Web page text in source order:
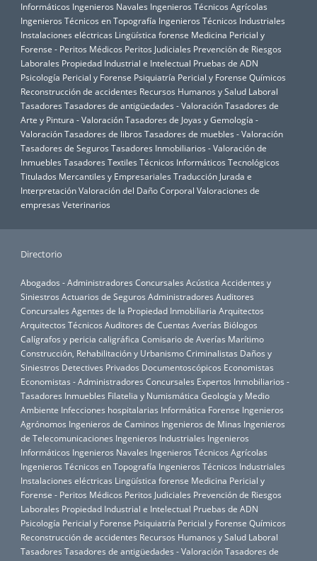
Informáticos Ingenieros Navales Ingenieros Técnicos Agrícolas
Ingenieros Técnicos en Topografía Ingenieros Técnicos Industriales
Instalaciones eléctricas Lingüística forense Medicina Pericial y
Forense - Peritos Médicos Peritos Judiciales Prevención de Riesgos
Laborales Propiedad Industrial e Intelectual Pruebas de ADN
Psicología Pericial y Forense Psiquiatría Pericial y Forense Químicos
Reconstrucción de accidentes Recursos Humanos y Salud Laboral
Tasadores Tasadores de antigüedades - ValoraciónTasadores de
Arte y Pintura - ValoraciónTasadores de Joyas y Gemología -
ValoraciónTasadores de libros Tasadores de muebles - Valoración
Tasadores de Seguros Tasadores Inmobiliarios - Valoración de
Inmuebles Tasadores Textiles Técnicos Informáticos Tecnológicos
Titulados Mercantiles y Empresariales Traducción Jurada e
InterpretaciónValoración del Daño Corporal Valoraciones de
empresas Veterinarios
Directorio
Abogados - Administradores Concursales Acústica Accidentes y
Siniestros Actuarios de Seguros Administradores Auditores
Concursales Agentes de la Propiedad Inmobiliaria Arquitectos
Arquitectos Técnicos Auditores de Cuentas Averías Biólogos
Calígrafos y pericia caligráfica Comisario de Averías Marítimo
Construcción, Rehabilitación y UrbanismoCriminalistas Daños y
Siniestros Detectives Privados Documentoscópicos Economistas
Economistas - Administradores Concursales Expertos Inmobiliarios -
Tasadores Inmuebles Filatelia y Numismática Geología y Medio
Ambiente Infecciones hospitalarias Informática Forense Ingenieros
Agrónomos Ingenieros de Caminos Ingenieros de Minas Ingenieros
de Telecomunicaciones Ingenieros Industriales Ingenieros
Informáticos Ingenieros Navales Ingenieros Técnicos Agrícolas
Ingenieros Técnicos en Topografía Ingenieros Técnicos Industriales
Instalaciones eléctricas Lingüística forense Medicina Pericial y
Forense - Peritos Médicos Peritos Judiciales Prevención de Riesgos
Laborales Propiedad Industrial e Intelectual Pruebas de ADN
Psicología Pericial y Forense Psiquiatría Pericial y Forense Químicos
Reconstrucción de accidentes Recursos Humanos y Salud Laboral
Tasadores Tasadores de antigüedades - ValoraciónTasadores de